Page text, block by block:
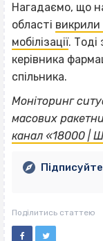
Нагадаємо, що
області викрили
мобілізації. Тоді
керівника
спільника.
Моніторинг
масових
канал «18000 |
Поділитись статтею